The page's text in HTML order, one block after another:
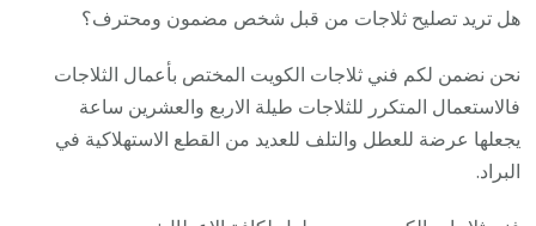
هل تريد تصليح ثلاجات من قبل شخص مضمون ومحترف؟
نحن نضمن لكم فني ثلاجات الكويت المختص بأعمال الثلاجات
فالاستعمال المتكرر للثلاجات طيلة الاربع والعشرين ساعة
يجعلها عرضة للعطل والتلف للعديد من القطع الاستهلاكية في
البراد.